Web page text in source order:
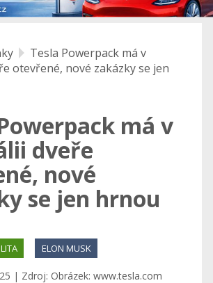
Tesla Powerpack má v
otevřené, nové zakázky se jen
má v
dveře
nové
se jen hrnou
ELON MUSK
| Zdroj: Obrázek: www.tesla.com